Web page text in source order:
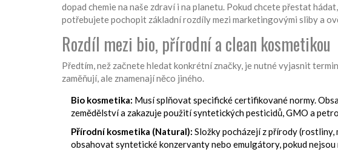
dopad chemie na naše zdraví i na planetu. Pokud chcete přestat
potřebujete pochopit základní rozdíly mezi marketingovými sliby a
Rozdíl mezi bio, přírodní a clean kosmetikou
Předtím, než začnete hledat konkrétní značky, je nutné vyjasnit
zaměňují, ale znamenají něco jiného.
Bio kosmetika: Musí splňovat specifické certifikované normy.
zemědělství a zakazuje použití syntetických pesticidů, GMO a
Přírodní kosmetika (Natural): Složky pocházejí z přírody
obsahovat syntetické konzervanty nebo emulgátory, pokud